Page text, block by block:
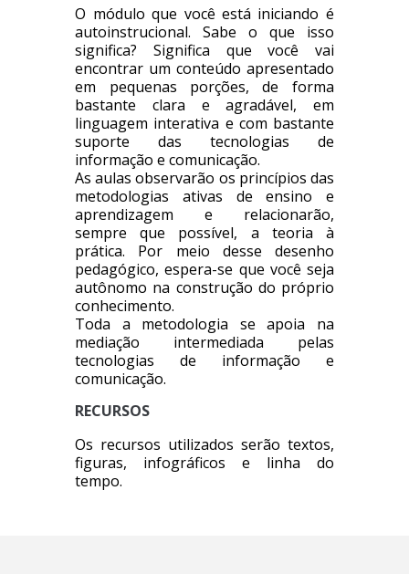
O módulo que você está iniciando é
autoinstrucional. Sabe o que isso
significa? Significa que você vai
encontrar um conteúdo apresentado
em pequenas porções, de forma
bastante clara e agradável, em
linguagem interativa e com bastante
suporte das tecnologias de
informação e comunicação.
As aulas observarão os princípios das
metodologias ativas de ensino e
aprendizagem e relacionarão,
sempre que possível, a teoria à
prática. Por meio desse desenho
pedagógico, espera-se que você seja
autônomo na construção do próprio
conhecimento.
Toda a metodologia se apoia na
mediação intermediada pelas
tecnologias de informação e
comunicação.
RECURSOS
Os recursos utilizados serão textos,
figuras, infográficos e linha do
tempo.